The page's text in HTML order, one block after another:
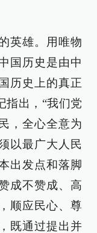
英雄。用唯物
国历史是由中
历史上的真正
指出，“我们党
，全心全意为
以最广大人民
出发点和落脚
成不赞成、高
顺应民心、尊
既通过提出并